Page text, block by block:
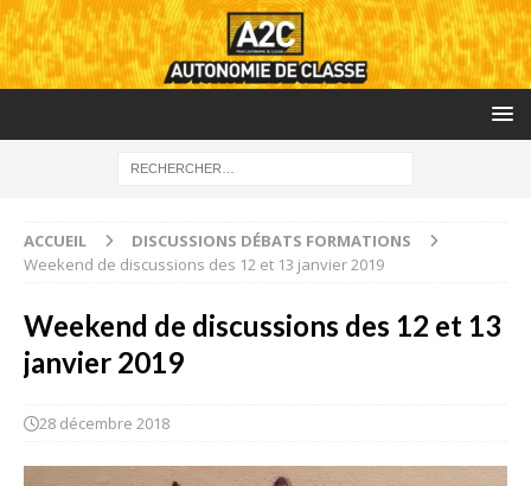
ACCUEIL
DISCUSSIONS DÉBATS FORMATIONS
Weekend de discussions des 12 et 13 janvier 2019
Weekend de discussions des 12 et 13
janvier 2019
28 décembre 2018